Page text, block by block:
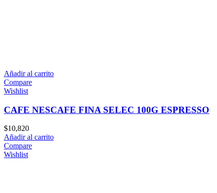
Añadir al carrito
Compare
Wishlist
CAFE NESCAFE FINA SELEC 100G ESPRESSO
$10,820
Añadir al carrito
Compare
Wishlist